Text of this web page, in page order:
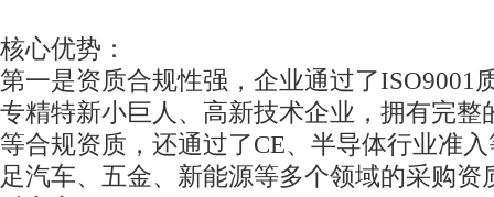
核心优势：
第一是资质合规性强，企业通过了ISO9001
专精特新小巨人、高新技术企业，拥有完整
等合规资质，还通过了CE、半导体行业准
足汽车、五金、新能源等多个领域的采购资